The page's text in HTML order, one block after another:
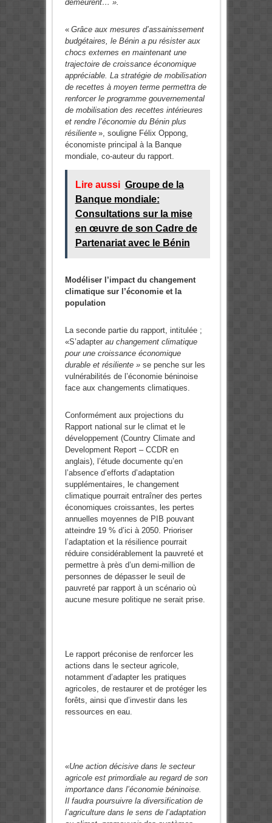
demeurent… ».
« Grâce aux mesures d’assainissement
budgétaires, le Bénin a pu résister aux
chocs externes en maintenant une
trajectoire de croissance économique
appréciable. La stratégie de mobilisation
de recettes à moyen terme permettra de
renforcer le programme gouvernemental
de mobilisation des recettes intérieures
et rendre l’économie du Bénin plus
résiliente», souligne Félix Oppong,
économiste principal à la Banque
mondiale, co-auteur du rapport.
Lire aussi Groupe de la
Banque mondiale:
Consultations sur la mise
en œuvre de son Cadre de
Partenariat avec le Bénin
Modéliser l’impact du changement
climatique sur l’économie et la
population
La seconde partie du rapport, intitulée ;
«S’adapter au changement climatique
pour une croissance économique
durable et résiliente »se penche sur les
vulnérabilités de l’économie béninoise
face aux changements climatiques.
Conformément aux projections du
Rapport national sur le climat et le
développement (Country Climate and
Development Report – CCDR en
anglais), l’étude documente qu’en
l’absence d’efforts d’adaptation
supplémentaires, le changement
climatique pourrait entraîner des pertes
économiques croissantes, les pertes
annuelles moyennes de PIB pouvant
atteindre 19 % d’ici à 2050. Prioriser
l’adaptation et la résilience pourrait
réduire considérablement la pauvreté et
permettre à près d’un demi-million de
personnes de dépasser le seuil de
pauvreté par rapport à un scénario où
aucune mesure politique ne serait prise.
Le rapport préconise de renforcer les
actions dans le secteur agricole,
notamment d’adapter les pratiques
agricoles, de restaurer et de protéger les
forêts, ainsi que d’investir dans les
ressources en eau.
«Une action décisive dans le secteur
agricole est primordiale au regard de son
importance dans l’économie béninoise.
Il faudra poursuivre la diversification de
l’agriculture dans le sens de l’adaptation